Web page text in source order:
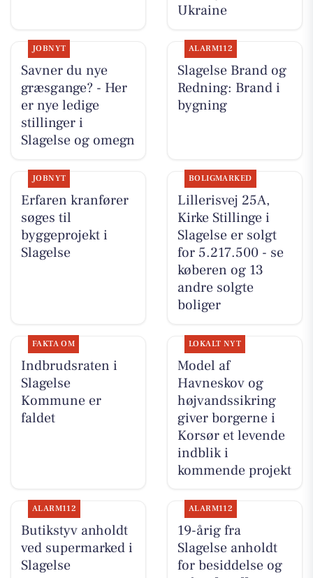
Ukraine
JOBNYT
Savner du nye
græsgange? - Her
er nye ledige
stillinger i
Slagelse og omegn
ALARM112
Slagelse Brand og
Redning: Brand i
bygning
JOBNYT
Erfaren kranfører
søges til
byggeprojekt i
Slagelse
BOLIGMARKED
Lillerisvej 25A,
Kirke Stillinge i
Slagelse er solgt
for 5.217.500 - se
køberen og 13
andre solgte
boliger
FAKTA OM
Indbrudsraten i
Slagelse
Kommune er
faldet
LOKALT NYT
Model af
Havneskov og
højvandssikring
giver borgerne i
Korsør et levende
indblik i
kommende projekt
ALARM112
Butikstyv anholdt
ved supermarked i
Slagelse
ALARM112
19-årig fra
Slagelse anholdt
for besiddelse og